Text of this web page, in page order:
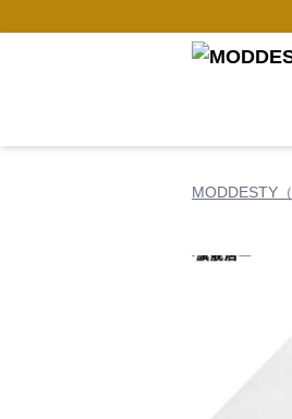
MODDESTY